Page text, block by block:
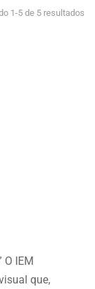
1-5 de 5 resultados
O IEM
que,